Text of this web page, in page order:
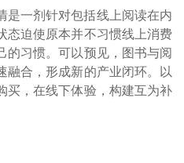
是一剂针对包括线上阅读在内
态迫使原本并不习惯线上消费
的习惯。可以预见，图书与阅
融合，形成新的产业闭环。以
买，在线下体验，构建互为补